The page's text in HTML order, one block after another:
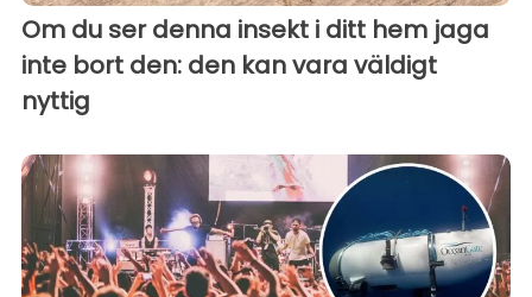
Om du ser denna insekt i ditt hem jaga
inte bort den: den kan vara väldigt
nyttig